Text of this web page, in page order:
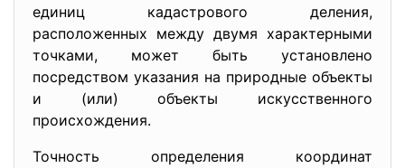
единиц кадастрового деления,
расположенных между двумя характерными
точками, может быть установлено
посредством указания на природные объекты
и (или) объекты искусственного
происхождения.
Точность определения координат